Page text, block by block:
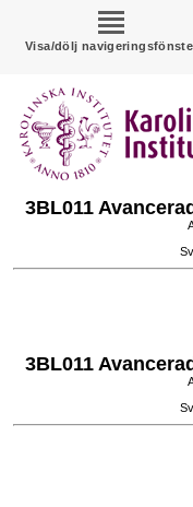
Visa/dölj
3BL011
3BL011